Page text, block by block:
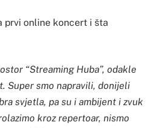
prvi online koncert i šta
“Streaming Huba”, odakle
Super smo napravili, donijeli
svjetla, pa su i ambijent i zvuk
kroz repertoar, nismo